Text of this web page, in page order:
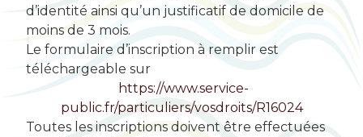
d’identité ainsi qu’un justificatif de domicile de
moins de 3 mois.
Le formulaire d’inscription à remplir est
téléchargeable sur
https://www.service-
public.fr/particuliers/vosdroits/R16024
Toutes les inscriptions doivent être effectuées